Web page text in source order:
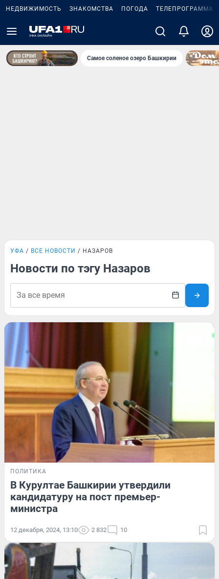
НЕДВИЖИМОСТЬ ЗНАКОМСТВА ПОГОДА ТЕЛЕПРОГРАММА
Самое соленое озеро Башкирии
УФА ВСЕ НОВОСТИ НАЗАРОВ
Новости по тэгу Назаров
ПОЛИТИКА
В Курултае Башкирии утвердили
кандидатуру на пост премьер-
министра
12 декабря, 2024, 13:10 2 832 10